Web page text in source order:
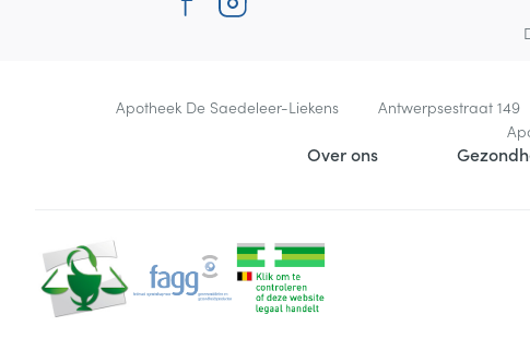
Contacteer ons
Apotheek De Saedeleer-Liekens Antwerpsestraat 149
Over ons